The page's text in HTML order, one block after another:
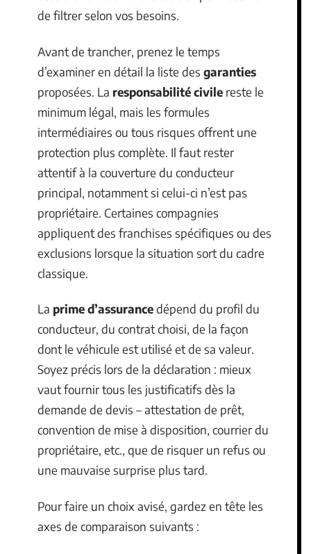
de filtrer selon vos besoins.
Avant de trancher, prenez le temps
d’examiner en détail la liste des garanties
proposées. La responsabilité civile reste le
minimum légal, mais les formules
intermédiaires ou tous risques offrent une
protection plus complète. Il faut rester
attentif à la couverture du conducteur
principal, notamment si celui-ci n’est pas
propriétaire. Certaines compagnies
appliquent des franchises spécifiques ou des
exclusions lorsque la situation sort du cadre
classique.
La prime d’assurancedépend du profil du
conducteur, du contrat choisi, de la façon
dont le véhicule est utilisé et de sa valeur.
Soyez précis lors de la déclaration : mieux
vaut fournir tous les justificatifs dès la
demande de devis – attestation de prêt,
convention de mise à disposition, courrier du
propriétaire, etc., que de risquer un refus ou
une mauvaise surprise plus tard.
Pour faire un choix avisé, gardez en tête les
axes de comparaison suivants :